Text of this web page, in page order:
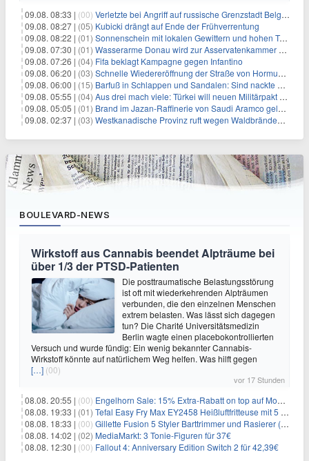
09.08. 08:33 | (00) Verletzte bei Angriff auf russische Grenzstadt Belgorod
09.08. 08:27 | (05) Kubicki drängt auf Ende der Frühverrentung
09.08. 08:22 | (01) Sonnenschein mit lokalen Gewittern und hohen Temperaturen
09.08. 07:30 | (01) Wasserarme Donau wird zur Asservatenkammer der Geschichte
09.08. 07:26 | (04) Fifa beklagt Kampagne gegen Infantino
09.08. 06:20 | (03) Schnelle Wiedereröffnung der Straße von Hormus ungewiss
09.08. 06:00 | (15) Barfuß in Schlappen und Sandalen: Sind nackte Füße eklig?
09.08. 05:55 | (04) Aus drei mach viele: Türkei will neuen Militärpakt erweitern
09.08. 05:05 | (01) Brand im Jazan-Raffinerie von Saudi Aramco gelöscht: Auswirkungen auf die Energiemärkte
09.08. 02:37 | (03) Westkanadische Provinz ruft wegen Waldbränden Notstand aus
BOULEVARD-NEWS
Wirkstoff aus Cannabis beendet Alpträume bei
über 1/3 der PTSD-Patienten
Die posttraumatische Belastungsstörung
ist oft mit wiederkehrenden Alpträumen
verbunden, die den einzelnen Menschen
extrem belasten. Was lässt sich dagegen
tun? Die Charité Universitätsmedizin
Berlin wagte einen placebokontrollierten
Versuch und wurde fündig: Ein wenig bekannter Cannabis-
Wirkstoff könnte auf natürlichem Weg helfen. Was hilft gegen
[…] (00)
vor 17 Stunden
08.08. 20:55 | (00) Engelhorn Sale: 15% Extra-Rabatt on top auf Mode- und Sport-Artikel
08.08. 19:33 | (01) Tefal Easy Fry Max EY2458 Heißluftfritteuse mit 5 Litern für 64,99€
08.08. 18:33 | (00) Gillette Fusion 5 Styler Barttrimmer und Rasierer (All in One) für 16€
08.08. 14:02 | (02) MediaMarkt: 3 Tonie-Figuren für 37€
08.08. 12:30 | (00) Fallout 4: Anniversary Edition Switch 2 für 42,39€